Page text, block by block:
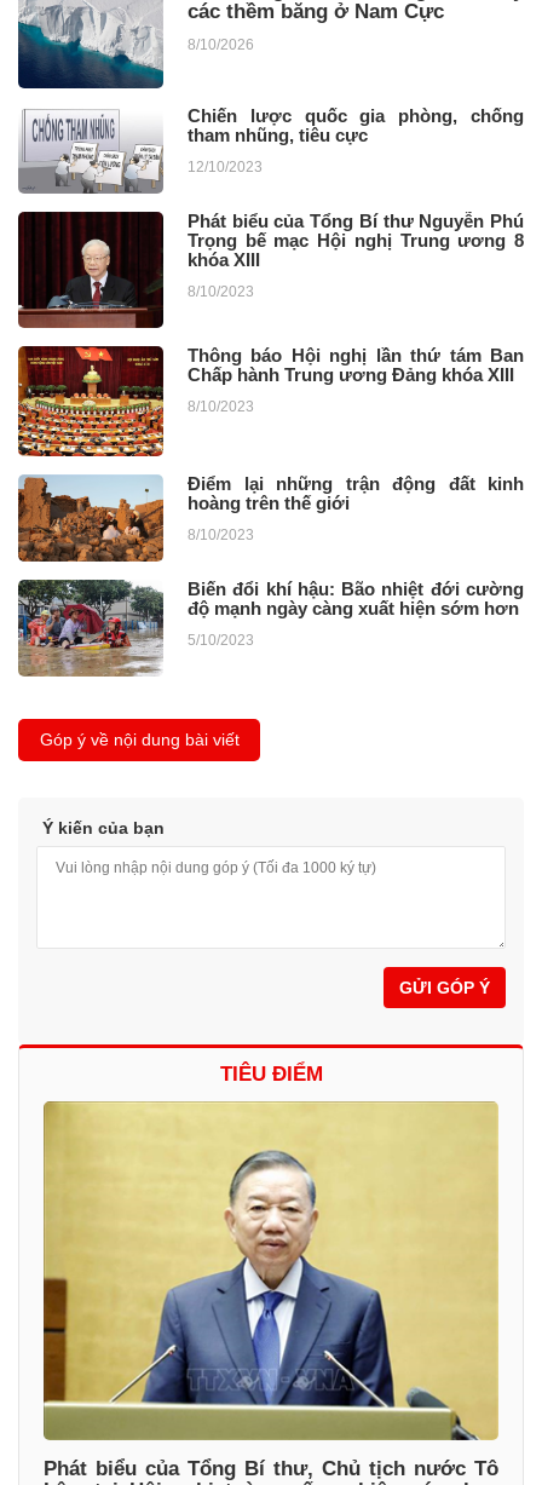
các thềm băng ở Nam Cực
8/10/2026
Chiến lược quốc gia phòng, chống
tham nhũng, tiêu cực
12/10/2023
Phát biểu của Tổng Bí thư Nguyễn Phú
Trọng bế mạc Hội nghị Trung ương 8
khóa XIII
8/10/2023
Thông báo Hội nghị lần thứ tám Ban
Chấp hành Trung ương Đảng khóa XIII
8/10/2023
Điểm lại những trận động đất kinh
hoàng trên thế giới
8/10/2023
Biến đổi khí hậu: Bão nhiệt đới cường
độ mạnh ngày càng xuất hiện sớm hơn
5/10/2023
Góp ý về nội dung bài viết
Ý kiến của bạn
GỬI GÓP Ý
TIÊU ĐIỂM
Phát biểu của Tổng Bí thư, Chủ tịch nước Tô